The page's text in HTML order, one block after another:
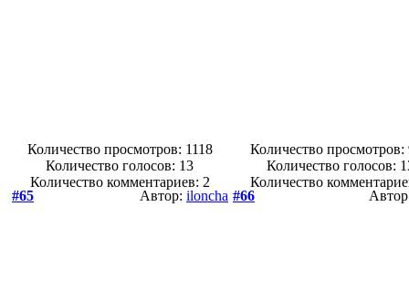
Количество просмотров: 1118
Количество голосов: 13
Количество комментариев: 2
Количество просмотров:
Количество голосов:
Количество
#65
Автор: iloncha #66